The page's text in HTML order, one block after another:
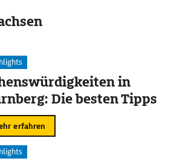
in
Die besten Tipps
erfahren